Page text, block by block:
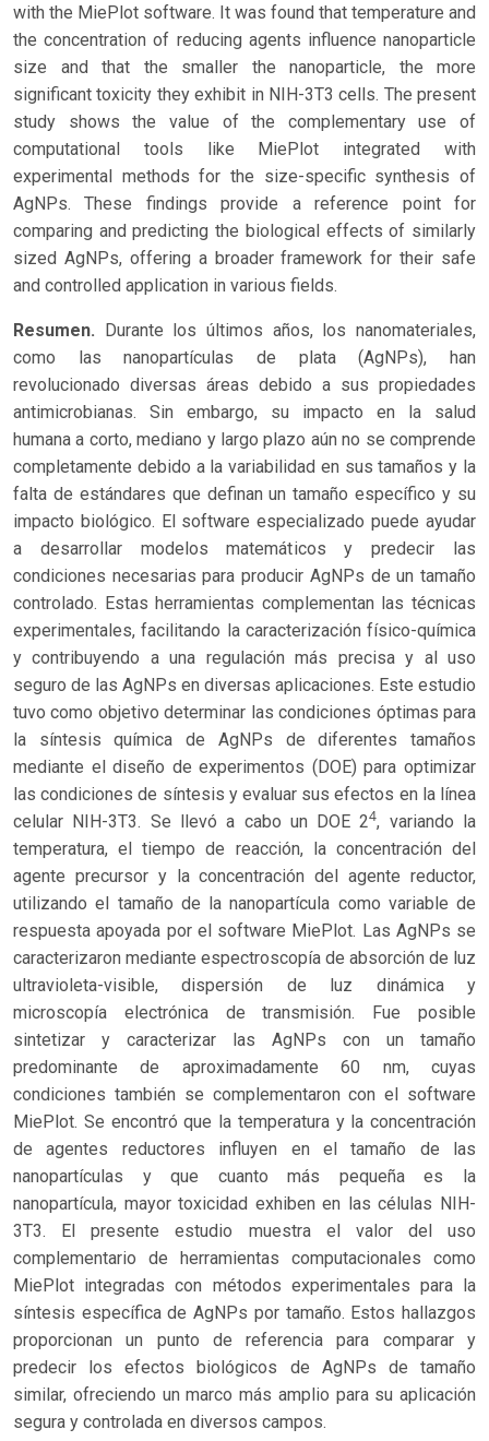
with the MiePlot software. It was found that temperature and
the concentration of reducing agents influence nanoparticle
size and that the smaller the nanoparticle, the more
significant toxicity they exhibit in NIH-3T3 cells. The present
study shows the value of the complementary use of
computational tools like MiePlot integrated with
experimental methods for the size-specific synthesis of
AgNPs. These findings provide a reference point for
comparing and predicting the biological effects of similarly
sized AgNPs, offering a broader framework for their safe
and controlled application in various fields.
Resumen. Durante los últimos años, los nanomateriales,
como las nanopartículas de plata (AgNPs), han
revolucionado diversas áreas debido a sus propiedades
antimicrobianas. Sin embargo, su impacto en la salud
humana a corto, mediano y largo plazo aún no se comprende
completamente debido a la variabilidad en sus tamaños y la
falta de estándares que definan un tamaño específico y su
impacto biológico. El software especializado puede ayudar
a desarrollar modelos matemáticos y predecir las
condiciones necesarias para producir AgNPs de un tamaño
controlado. Estas herramientas complementan las técnicas
experimentales, facilitando la caracterización físico-química
y contribuyendo a una regulación más precisa y al uso
seguro de las AgNPs en diversas aplicaciones. Este estudio
tuvo como objetivo determinar las condiciones óptimas para
la síntesis química de AgNPs de diferentes tamaños
mediante el diseño de experimentos (DOE) para optimizar
las condiciones de síntesis y evaluar sus efectos en la línea
celular NIH-3T3. Se llevó a cabo un DOE 24, variando la
temperatura, el tiempo de reacción, la concentración del
agente precursor y la concentración del agente reductor,
utilizando el tamaño de la nanopartícula como variable de
respuesta apoyada por el software MiePlot. Las AgNPs se
caracterizaron mediante espectroscopía de absorción de luz
ultravioleta-visible, dispersión de luz dinámica y
microscopía electrónica de transmisión. Fue posible
sintetizar y caracterizar las AgNPs con un tamaño
predominante de aproximadamente 60 nm, cuyas
condiciones también se complementaron con el software
MiePlot. Se encontró que la temperatura y la concentración
de agentes reductores influyen en el tamaño de las
nanopartículas y que cuanto más pequeña es la
nanopartícula, mayor toxicidad exhiben en las células NIH-
3T3. El presente estudio muestra el valor del uso
complementario de herramientas computacionales como
MiePlot integradas con métodos experimentales para la
síntesis específica de AgNPs por tamaño. Estos hallazgos
proporcionan un punto de referencia para comparar y
predecir los efectos biológicos de AgNPs de tamaño
similar, ofreciendo un marco más amplio para su aplicación
segura y controlada en diversos campos.